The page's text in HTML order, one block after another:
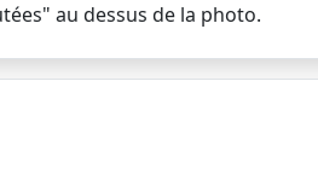
au dessus de la photo.